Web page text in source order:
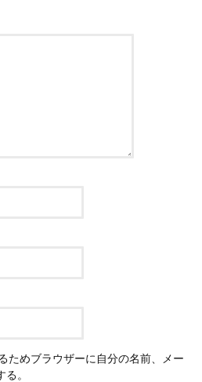
ためブラウザーに自分の名前、メー
。